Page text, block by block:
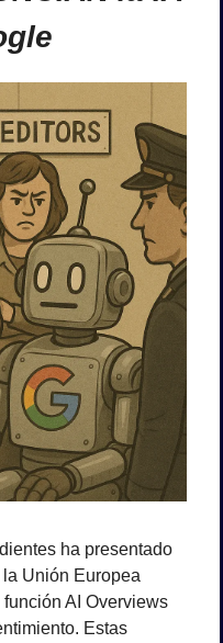
ha presentado
Unión Europea
AI Overviews
Estas